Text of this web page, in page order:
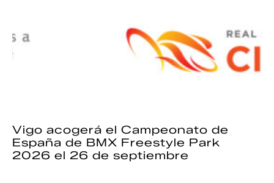
Vigo acogerá el Campeonato de
España de BMX Freestyle Park
2026 el 26 de septiembre